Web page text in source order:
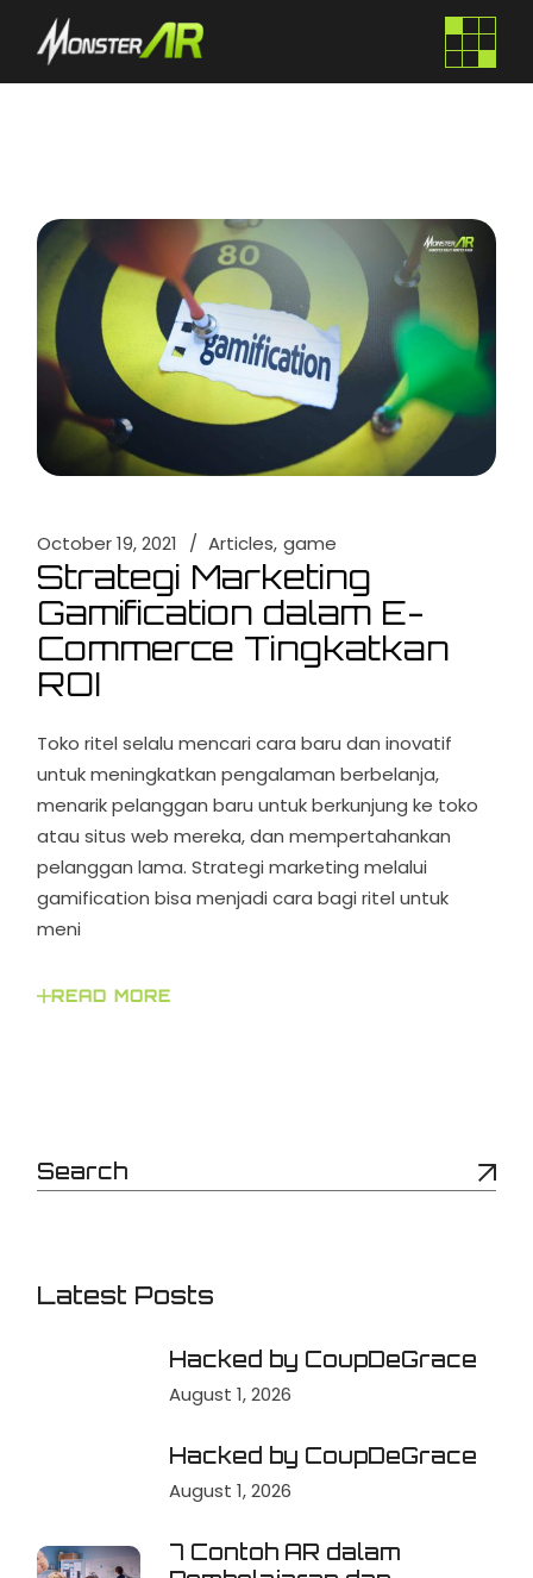
October 19, 2021 Articles game
Strategi Marketing
Gamification dalam E-
Commerce Tingkatkan
ROI
Toko ritel selalu mencari cara baru dan inovatif
untuk meningkatkan pengalaman berbelanja,
menarik pelanggan baru untuk berkunjung ke toko
atau situs web mereka, dan mempertahankan
pelanggan lama. Strategi marketing melalui
gamification bisa menjadi cara bagi ritel untuk
meni
READ MORE
Latest Posts
Hacked by CoupDeGrace
August 1, 2026
Hacked by CoupDeGrace
August 1, 2026
7 Contoh AR dalam